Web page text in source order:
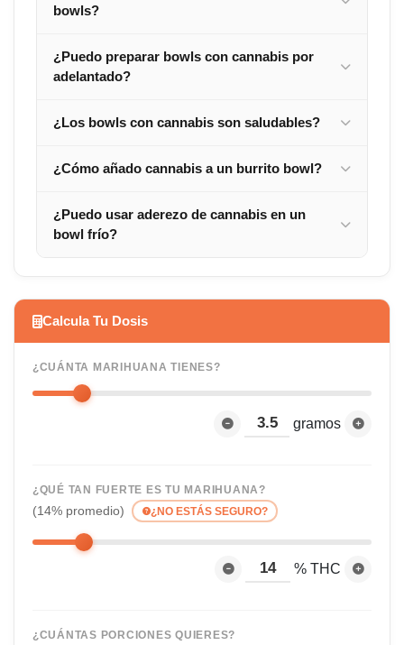
bowls?
¿Puedo preparar bowls con cannabis por
adelantado?
¿Los bowls con cannabis son saludables?
¿Cómo añado cannabis a un burrito bowl?
¿Puedo usar aderezo de cannabis en un
bowl frío?
Calcula Tu Dosis
¿CUÁNTA MARIHUANA TIENES?
gramos
¿QUÉ TAN FUERTE ES TU MARIHUANA?
(14% promedio) ¿NO ESTÁS SEGURO?
% THC
¿CUÁNTAS PORCIONES QUIERES?